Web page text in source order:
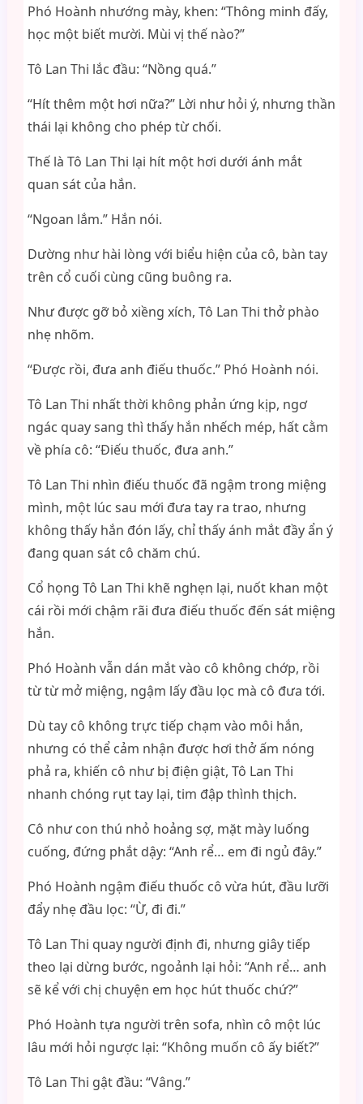
Phó Hoành nhướng mày, khen: “Thông minh đấy,
học một biết mười. Mùi vị thế nào?”
Tô Lan Thi lắc đầu: “Nồng quá.”
“Hít thêm một hơi nữa?” Lời như hỏi ý, nhưng thần
thái lại không cho phép từ chối.
Thế là Tô Lan Thi lại hít một hơi dưới ánh mắt
quan sát của hắn.
“Ngoan lắm.” Hắn nói.
Dường như hài lòng với biểu hiện của cô, bàn tay
trên cổ cuối cùng cũng buông ra.
Như được gỡ bỏ xiềng xích, Tô Lan Thi thở phào
nhẹ nhõm.
“Được rồi, đưa anh điếu thuốc.” Phó Hoành nói.
Tô Lan Thi nhất thời không phản ứng kịp, ngơ
ngác quay sang thì thấy hắn nhếch mép, hất cằm
về phía cô: “Điếu thuốc, đưa anh.”
Tô Lan Thi nhìn điếu thuốc đã ngậm trong miệng
mình, một lúc sau mới đưa tay ra trao, nhưng
không thấy hắn đón lấy, chỉ thấy ánh mắt đầy ẩn ý
đang quan sát cô chăm chú.
Cổ họng Tô Lan Thi khẽ nghẹn lại, nuốt khan một
cái rồi mới chậm rãi đưa điếu thuốc đến sát miệng
hắn.
Phó Hoành vẫn dán mắt vào cô không chớp, rồi
từ từ mở miệng, ngậm lấy đầu lọc mà cô đưa tới.
Dù tay cô không trực tiếp chạm vào môi hắn,
nhưng có thể cảm nhận được hơi thở ấm nóng
phả ra, khiến cô như bị điện giật, Tô Lan Thi
nhanh chóng rụt tay lại, tim đập thình thịch.
Cô như con thú nhỏ hoảng sợ, mặt mày luống
cuống, đứng phắt dậy: “Anh rể… em đi ngủ đây.”
Phó Hoành ngậm điếu thuốc cô vừa hút, đầu lưỡi
đẩy nhẹ đầu lọc: “Ừ, đi đi.”
Tô Lan Thi quay người định đi, nhưng giây tiếp
theo lại dừng bước, ngoảnh lại hỏi: “Anh rể… anh
sẽ kể với chị chuyện em học hút thuốc chứ?”
Phó Hoành tựa người trên sofa, nhìn cô một lúc
lâu mới hỏi ngược lại: “Không muốn cô ấy biết?”
Tô Lan Thi gật đầu: “Vâng.”